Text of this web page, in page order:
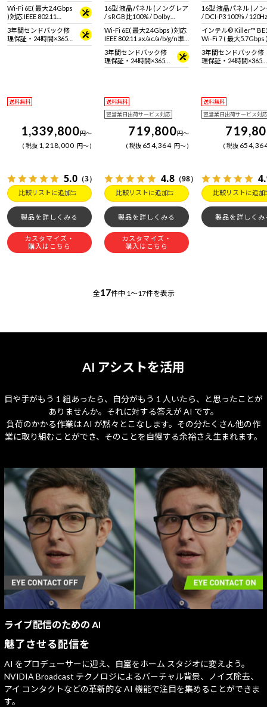
Wi-Fi 6E( 最大2.4Gbps
)対応 IEEE 802.11
ax/ac/a/b/g/n準拠 ＋
Bluetooth 5内蔵
3年間センドバック修
理保証・24時間×365
日電話サポート
送料無料
1,339,800円～
税抜 1,218,000 円～
5.0 （3）
比較リストに追加
製品を詳しくみる
カスタマイズ・
購入はこちら
16型 液晶パネル (ノングレア
/ sRGB比100% / Dolby
Vision対応)
Wi-Fi 6E( 最大2.4Gbps )対応
IEEE 802.11 ax/ac/a/b/g/n準
拠 ＋ Bluetooth 5内蔵
3年間センドバック修
理保証・24時間×365
日電話サポート
送料無料
翌営業日出荷サービス対応
719,800円～
税抜 654,364 円～
4.8 （98）
比較リストに追加
製品を詳しくみる
カスタマイズ・
購入はこちら
16型 液晶パネル (ノ
/ DCI-P3 100％ /
インテル® Killer™
Wi-Fi 7 ( 最大5.7Gbps
IEEE 802.11 be/ax/ac/
準拠 ＋ Bluetooth 5内
3年間センドバック修
理保証・24時間×365
日電話サポート
送料無料
翌営業日出荷サービス対応
税抜
比較リストに追加
製品を詳しくみ
全17件中 1～17件を表示
AI アシストを活用
目や手がもう 1 組あったら、自分がもう 1 人いたら、と思ったことが
ありませんか。それに対する答えが AI です。
負荷のかかる作業は AI が黙々とこなします。その分たくさん他の作
業に取り組むことができ、そのことを自慢する余裕さえ生まれます。
ライブ配信のための AI
魅了させる配信を
AI をプロデューサーに迎え、自室をホーム スタジオに変えよう。
NVIDIA Broadcast テクノロジによるバーチャル背景、ノイズ除去、
アイ コンタクトなどの革新的な AI 機能で注目を集めることができま
す。